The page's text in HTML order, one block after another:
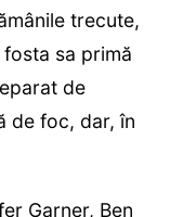
trecute,
sa primă
de
de foc, dar, în
Garner, Ben